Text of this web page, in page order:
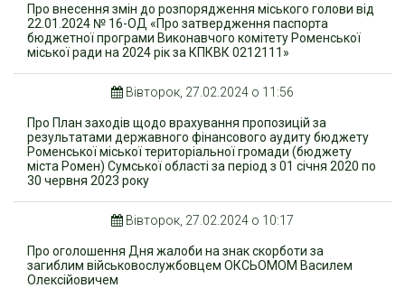
Про внесення змін до розпорядження міського голови від
22.01.2024 № 16-ОД «Про затвердження паспорта
бюджетної програми Виконавчого комітету Роменської
міської ради на 2024 рік за КПКВК 0212111»
Вівторок, 27.02.2024 о 11:56
Про План заходів щодо врахування пропозицій за
результатами державного фінансового аудиту бюджету
Роменської міської територіальної громади (бюджету
міста Ромен) Сумської області за період з 01 січня 2020 по
30 червня 2023 року
Вівторок, 27.02.2024 о 10:17
Про оголошення Дня жалоби на знак скорботи за
загиблим військовослужбовцем ОКСЬОМОМ Василем
Олексійовичем